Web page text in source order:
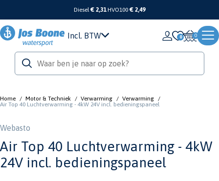
Diesel€ 2,31 HVO100 € 2,49
Incl. BTW 0
Home / Motor & Techniek / Verwarming / Verwarming /
Air Top 40 Luchtverwarming - 4kW 24V incl. bedieningspaneel
Webasto
Air Top 40 Luchtverwarming - 4kW
24V incl. bedieningspaneel